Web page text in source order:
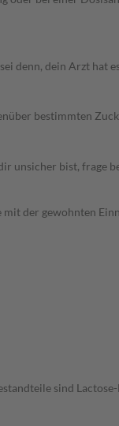
denn, dein Arzt hat
bestimmten
unsicher bist, frage
mit der gewohnten
sind